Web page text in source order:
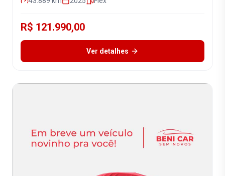
R$ 121.990,00
Ver detalhes